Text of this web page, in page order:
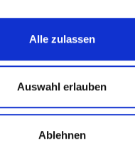
Alle zulassen
Auswahl erlauben
Ablehnen
Seite.
Fachwissen und
allen Fragen rund um